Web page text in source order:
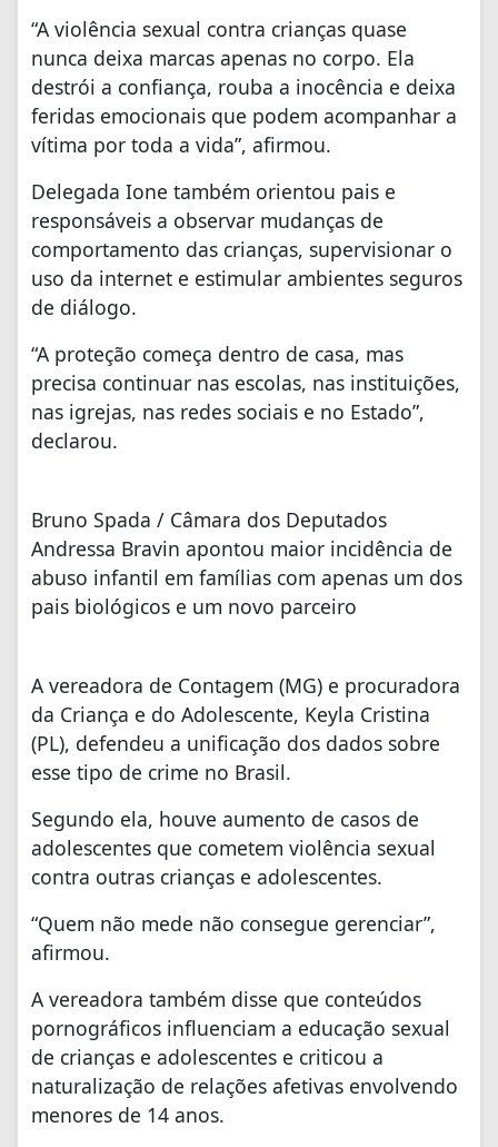
“A violência sexual contra crianças quase
nunca deixa marcas apenas no corpo. Ela
destrói a confiança, rouba a inocência e deixa
feridas emocionais que podem acompanhar a
vítima por toda a vida”, afirmou.
Delegada Ione também orientou pais e
responsáveis a observar mudanças de
comportamento das crianças, supervisionar o
uso da internet e estimular ambientes seguros
de diálogo.
“A proteção começa dentro de casa, mas
precisa continuar nas escolas, nas instituições,
nas igrejas, nas redes sociais e no Estado”,
declarou.
Bruno Spada / Câmara dos Deputados
Andressa Bravin apontou maior incidência de
abuso infantil em famílias com apenas um dos
pais biológicos e um novo parceiro
A vereadora de Contagem (MG) e procuradora
da Criança e do Adolescente, Keyla Cristina
(PL), defendeu a unificação dos dados sobre
esse tipo de crime no Brasil.
Segundo ela, houve aumento de casos de
adolescentes que cometem violência sexual
contra outras crianças e adolescentes.
“Quem não mede não consegue gerenciar”,
afirmou.
A vereadora também disse que conteúdos
pornográficos influenciam a educação sexual
de crianças e adolescentes e criticou a
naturalização de relações afetivas envolvendo
menores de 14 anos.